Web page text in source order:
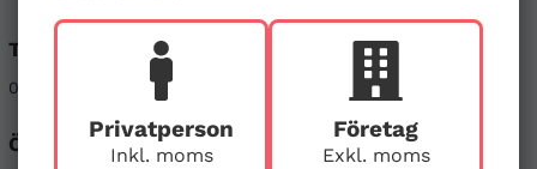
Privatperson
Inkl. moms
Företag
Exkl. moms
Telefon
08-121 464 90
Öppettider Sociala medier